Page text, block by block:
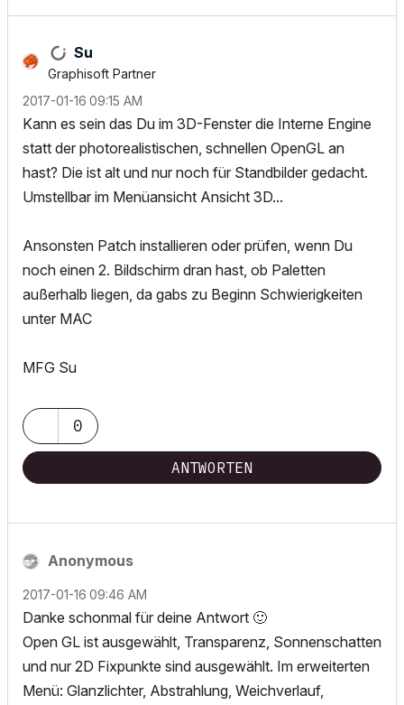
Su
Graphisoft Partner
‎2017-01-16 09:15 AM
Kann es sein das Du im 3D-Fenster die Interne Engine
statt der photorealistischen, schnellen OpenGL an
hast? Die ist alt und nur noch für Standbilder gedacht.
Umstellbar im Menüansicht Ansicht 3D...
Ansonsten Patch installieren oder prüfen, wenn Du
noch einen 2. Bildschirm dran hast, ob Paletten
außerhalb liegen, da gabs zu Beginn Schwierigkeiten
unter MAC
MFG Su
0
ANTWORTEN
Anonymous
‎2017-01-16 09:46 AM
Danke schonmal für deine Antwort 🙂
Open GL ist ausgewählt, Transparenz, Sonnenschatten
und nur 2D Fixpunkte sind ausgewählt. Im erweiterten
Menü: Glanzlichter, Abstrahlung, Weichverlauf,